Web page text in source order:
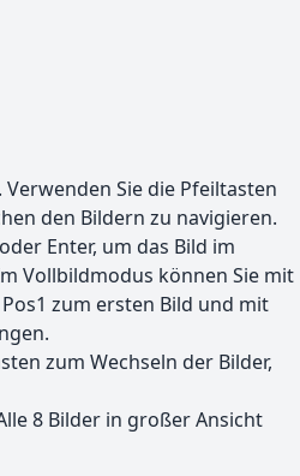
Verwenden Sie die Pfeiltasten
den Bildern zu navigieren.
Enter, um das Bild im
Vollbildmodus können Sie mit
zum ersten Bild und mit
zum Wechseln der Bilder,
8 Bilder in großer Ansicht